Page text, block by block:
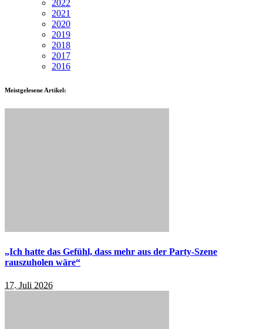
2022
2021
2020
2019
2018
2017
2016
Meistgelesene Artikel:
„Ich hatte das Gefühl, dass mehr aus der Party-Szene
rauszuholen wäre“
17. Juli 2026